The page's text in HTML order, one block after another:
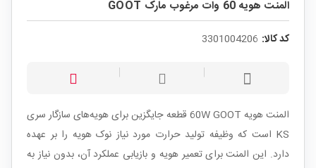
المنت هویه 60 وات مرغوب مارک GOOT
کد کالا: 3301004206
المنت هویه 60W GOOT قطعه جایگزین برای هویه‌های سازگار سری
KS است که وظیفه تولید حرارت مورد نیاز نوک هویه را بر عهده
دارد. این المنت برای تعمیر هویه و بازیابی عملکرد آن، بدون نیاز به